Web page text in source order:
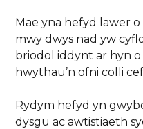
Mae yna hefyd lawer
mwy dwys nad yw
briodol iddynt ar hyn
hwythau’n ofni colli
Rydym hefyd yn
dysgu ac awtistiaeth